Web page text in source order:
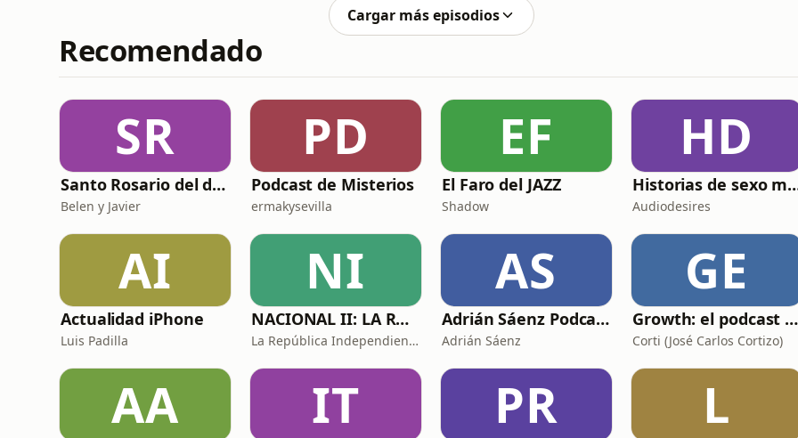
Cargar más episodios
Recomendado
SR
Santo Rosario del día. 🙏 Reza con nosotros en castellano 🇪🇸
Belen y Javier
PD
Podcast de Misterios
ermakysevilla
EF
El Faro del JAZZ
Shadow
HD
Historias de sexo
Audiodesires
AI
Actualidad iPhone
Luis Padilla
NI
NACIONAL II: LA RUTA DEL EXILIO
La República Independiente de la Radio
AS
Adrián Sáenz Podcast
Adrián Sáenz
GE
Growth: el podcast de Product Hackers 🚀
Corti (José Carlos Cortizo)
AA IT PR L